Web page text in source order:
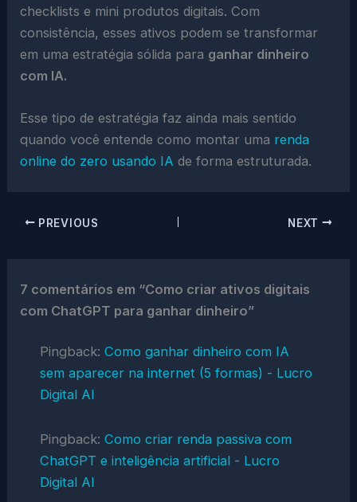
checklists e mini produtos digitais. Com
consistência, esses ativos podem se transformar
em uma estratégia sólida para ganhar dinheiro
com IA.
Esse tipo de estratégia faz ainda mais sentido
quando você entende como montar uma renda
online do zero usando IA de forma estruturada.
PREVIOUS NEXT
7 comentários em “Como criar ativos digitais
com ChatGPT para ganhar dinheiro”
Pingback: Como ganhar dinheiro com IA
sem aparecer na internet (5 formas) - Lucro
Digital AI
Pingback: Como criar renda passiva com
ChatGPT e inteligência artificial - Lucro
Digital AI